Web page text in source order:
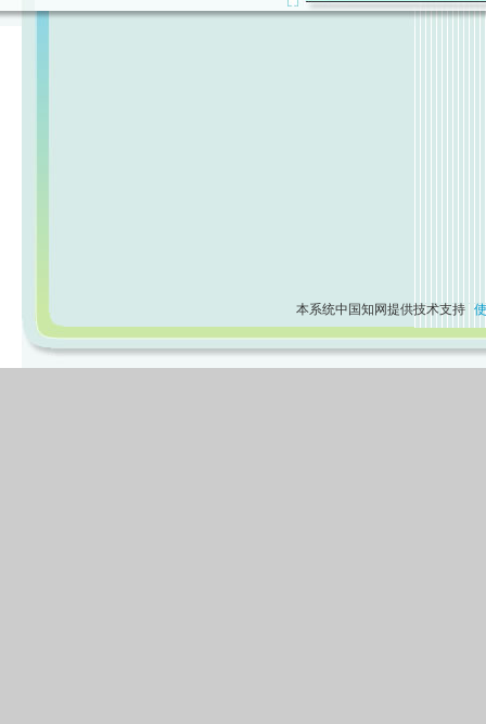
本系统中国知网提供技术支持